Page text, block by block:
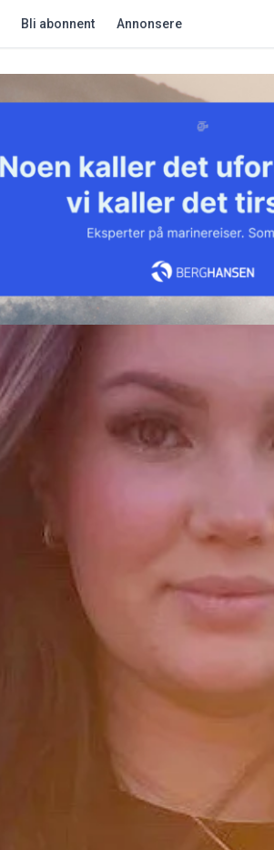
Bli abonnent Annonsere